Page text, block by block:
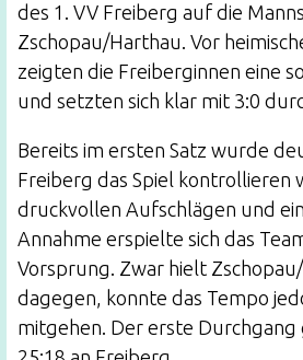
des 1. VV Freiberg auf die
Zschopau/Harthau. Vor
zeigten die Freiberginnen eine
und setzten sich klar mit 3:0
Bereits im ersten Satz wurde
Freiberg das Spiel kontrollieren
druckvollen Aufschlägen und
Annahme erspielte sich das
Vorsprung. Zwar hielt
dagegen, konnte das Tempo
mitgehen. Der erste Durchgang